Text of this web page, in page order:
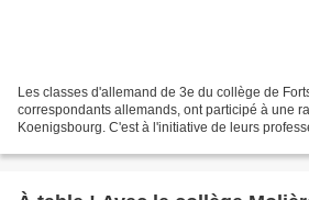
Les classes d'allemand de 3e du collège de
correspondants allemands, ont participé à une
Koenigsbourg. C'est à l'initiative de leurs